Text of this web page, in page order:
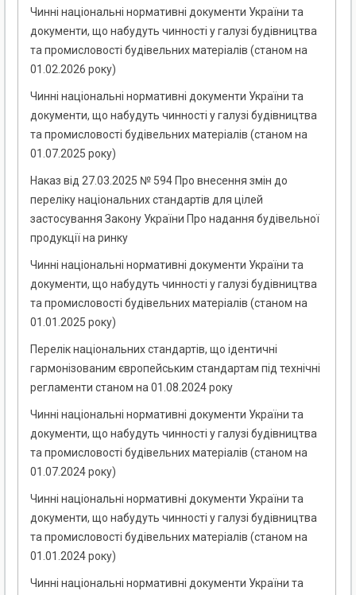
Чинні національні нормативні документи України та
документи, що набудуть чинності у галузі будівництва
та промисловості будівельних матеріалів (станом на
01.02.2026 року)
Чинні національні нормативні документи України та
документи, що набудуть чинності у галузі будівництва
та промисловості будівельних матеріалів (станом на
01.07.2025 року)
Наказ від 27.03.2025 № 594 Про внесення змін до
переліку національних стандартів для цілей
застосування Закону України Про надання будівельної
продукції на ринку
Чинні національні нормативні документи України та
документи, що набудуть чинності у галузі будівництва
та промисловості будівельних матеріалів (станом на
01.01.2025 року)
Перелік національних стандартів, що ідентичні
гармонізованим європейським стандартам під технічні
регламенти станом на 01.08.2024 року
Чинні національні нормативні документи України та
документи, що набудуть чинності у галузі будівництва
та промисловості будівельних матеріалів (станом на
01.07.2024 року)
Чинні національні нормативні документи України та
документи, що набудуть чинності у галузі будівництва
та промисловості будівельних матеріалів (станом на
01.01.2024 року)
Чинні національні нормативні документи України та